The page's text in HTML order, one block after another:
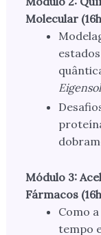
Molecular
Módulo 3:
Fármacos
Como
tempo